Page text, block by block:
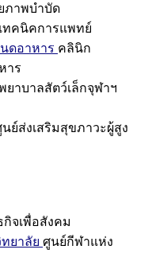
ภาพบำบัด
ทคนิคการแพทย์
ดอาหาร คลินิก
าร
ยาบาลสัตว์เล็กจุฬาฯ
ย์ส่งเสริมสุขภาวะผู้สูง
จเพื่อสังคม
ยาลัย ศูนย์กีฬาแห่ง